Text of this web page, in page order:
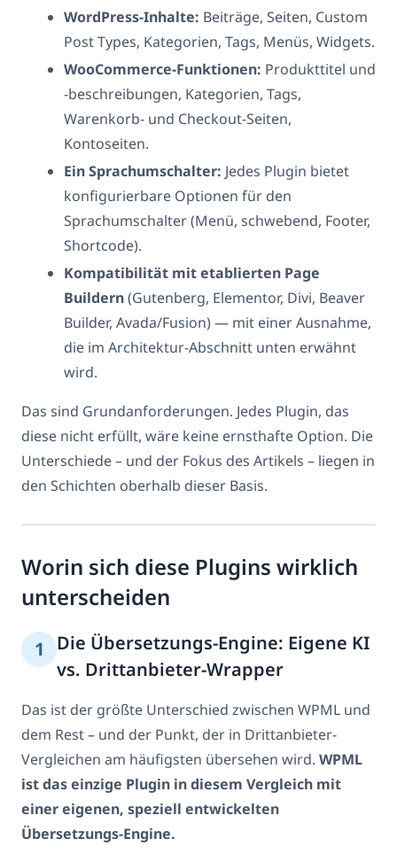
WordPress-Inhalte: Beiträge, Seiten, Custom
Post Types, Kategorien, Tags, Menüs, Widgets.
WooCommerce-Funktionen: Produkttitel und
-beschreibungen, Kategorien, Tags,
Warenkorb- und Checkout-Seiten,
Kontoseiten.
Ein Sprachumschalter: Jedes Plugin bietet
konfigurierbare Optionen für den
Sprachumschalter (Menü, schwebend, Footer,
Shortcode).
Kompatibilität mit etablierten Page
Buildern(Gutenberg, Elementor, Divi, Beaver
Builder, Avada/Fusion) — mit einer Ausnahme,
die im Architektur-Abschnitt unten erwähnt
wird.
Das sind Grundanforderungen. Jedes Plugin, das
diese nicht erfüllt, wäre keine ernsthafte Option. Die
Unterschiede – und der Fokus des Artikels – liegen in
den Schichten oberhalb dieser Basis.
Worin sich diese Plugins wirklich
unterscheiden
1
Die Übersetzungs-Engine: Eigene KI
vs. Drittanbieter-Wrapper
Das ist der größte Unterschied zwischen WPML und
dem Rest – und der Punkt, der in Drittanbieter-
Vergleichen am häufigsten übersehen wird. WPML
ist das einzige Plugin in diesem Vergleich mit
einer eigenen, speziell entwickelten
Übersetzungs-Engine.